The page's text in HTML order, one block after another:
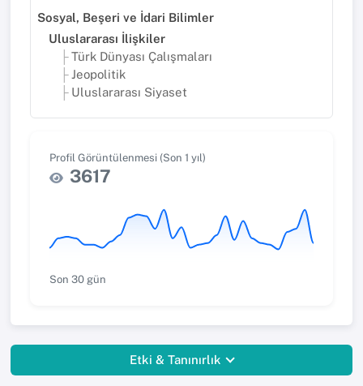
Sosyal, Beşeri ve İdari Bilimler
Uluslararası İlişkiler
Türk Dünyası Çalışmaları
Jeopolitik
Uluslararası Siyaset
Profil Görüntülenmesi (Son 1 yıl)
3617
Son 30 gün
Etki & Tanınırlık